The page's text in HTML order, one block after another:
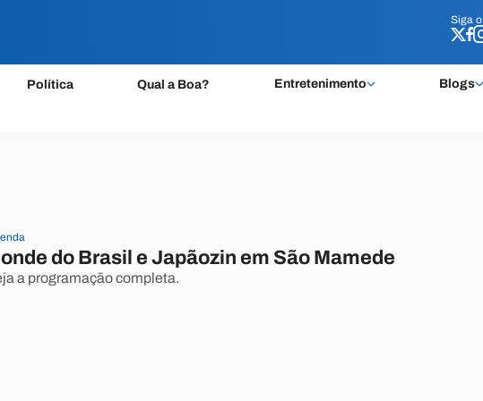
Siga o
Política Qual a Boa? Entretenimento Blogs
Siga o
do Brasil e Japãozin em São Mamede
a programação completa.